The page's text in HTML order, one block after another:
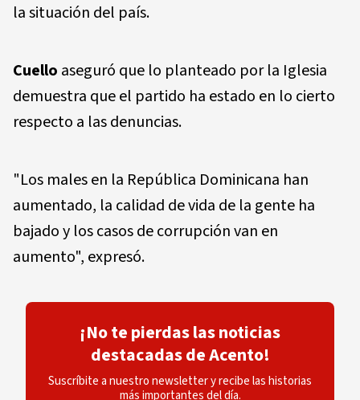
la situación del país.
Cuello aseguró que lo planteado por la Iglesia
demuestra que el partido ha estado en lo cierto
respecto a las denuncias.
"Los males en la República Dominicana han
aumentado, la calidad de vida de la gente ha
bajado y los casos de corrupción van en
aumento", expresó.
¡No te pierdas las noticias
destacadas de Acento!
Suscríbite a nuestro newsletter y recibe las historias
más importantes del día.